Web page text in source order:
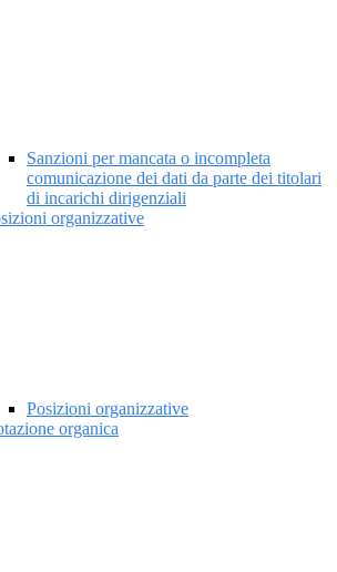
Sanzioni per mancata o incompleta
comunicazione dei dati da parte dei titolari
di incarichi dirigenziali
organizzative
Posizioni organizzative
organica